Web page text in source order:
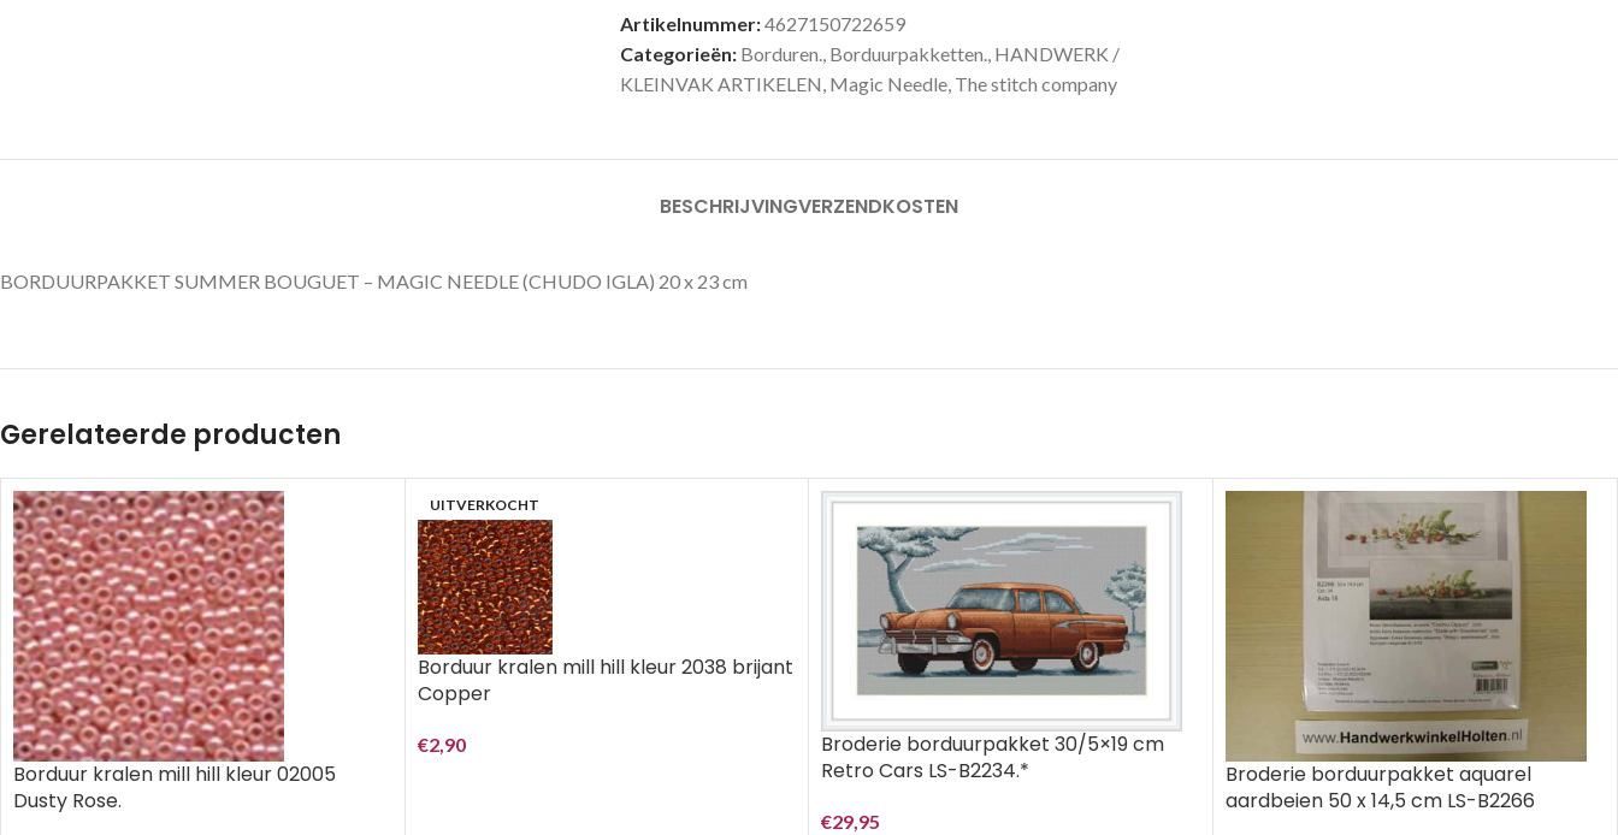
Artikelnummer:4627150722659
Categorieën: Borduren., Borduurpakketten., HANDWERK /
KLEINVAK ARTIKELEN, Magic Needle, The stitch company
BESCHRIJVINGVERZENDKOSTEN
BORDUURPAKKET SUMMER BOUGUET – MAGIC NEEDLE (CHUDO IGLA) 20 x 23 cm
Gerelateerde producten
Borduur kralen mill hill kleur 02005
Dusty Rose.
UITVERKOCHT
Borduur kralen mill hill kleur 2038 brijant
Copper
€2,90
Broderie borduurpakket 30/5×19 cm
Retro Cars LS-B2234.*
€29,95
Broderie borduurpakket aquarel
aardbeien 50 x 14,5 cm LS-B2266